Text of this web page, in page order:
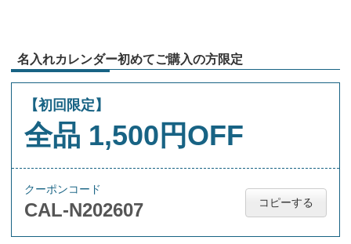
名入れカレンダー初めてご購入の方限定
【初回限定】
全品 1,500円OFF
クーポンコード
CAL-N202607 コピーする